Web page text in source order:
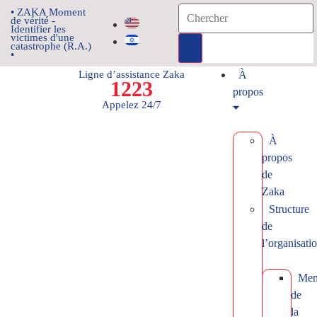
• ZAKA Moment
de vérité -
Identifier les
victimes d'une
catastrophe (R.A.)
•
Ligne d’assistance Zaka
1223
Appelez 24/7
À
propos
À
propos
de
Zaka
Structure
de
de
la